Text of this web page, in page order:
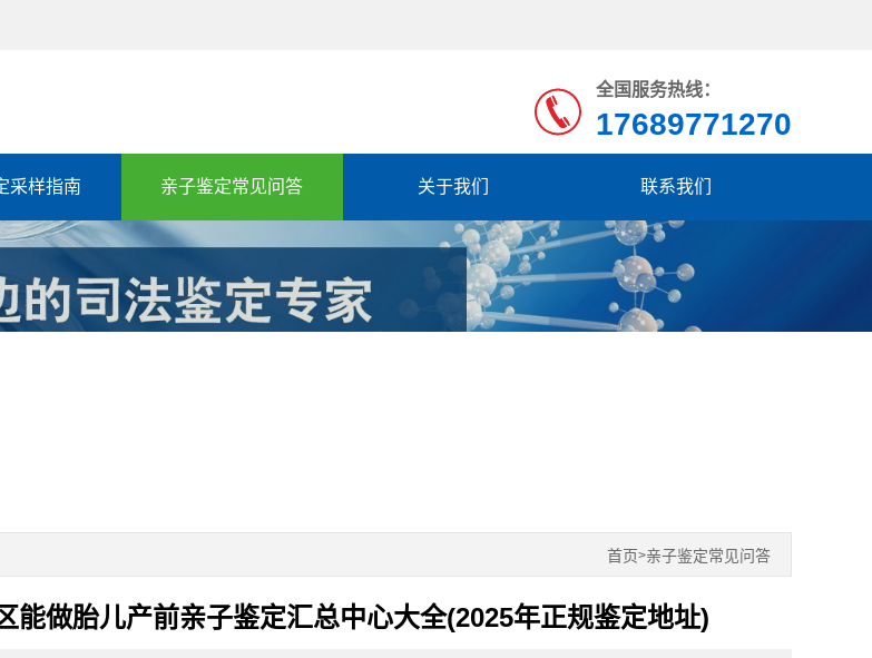
全国服务热线：
17689771270
采样指南 亲子鉴定常见问答 关于我们 联系我们
首页>亲子鉴定常见问答
能做胎儿产前亲子鉴定汇总中心大全(2025年正规鉴定地址)